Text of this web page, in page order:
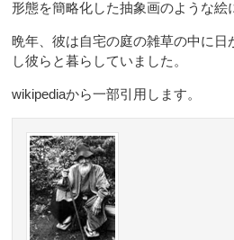
形態を簡略化した抽象画のような絵
晩年、彼は自宅の庭の雑草の中に日
し彼らと暮らしていました。
wikipediaから一部引用します。